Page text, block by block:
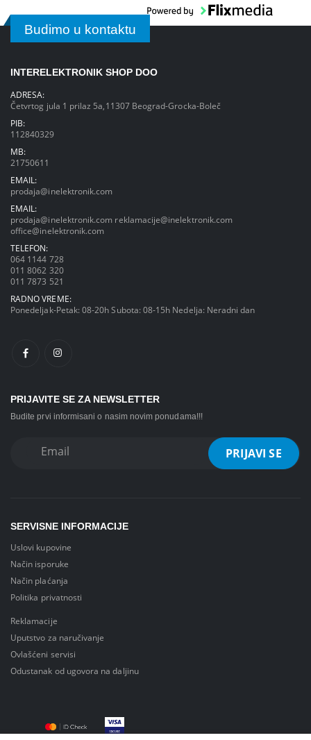
Budimo u kontaktu
INTERELEKTRONIK SHOP DOO
ADRESA:
Četvrtog jula 1 prilaz 5a,11307 Beograd-Grocka-Boleč
PIB:
112840329
MB:
21750611
EMAIL:
prodaja@inelektronik.com
EMAIL:
prodaja@inelektronik.com reklamacije@inelektronik.com
office@inelektronik.com
TELEFON:
064 1144 728
011 8062 320
011 7873 521
RADNO VREME:
Ponedeljak-Petak: 08-20h Subota: 08-15h Nedelja: Neradni dan
PRIJAVITE SE ZA NEWSLETTER
Budite prvi informisani o nasim novim ponudama!!!
SERVISNE INFORMACIJE
Uslovi kupovine
Način isporuke
Način plaćanja
Politika privatnosti
Reklamacije
Uputstvo za naručivanje
Ovlašćeni servisi
Odustanak od ugovora na daljinu